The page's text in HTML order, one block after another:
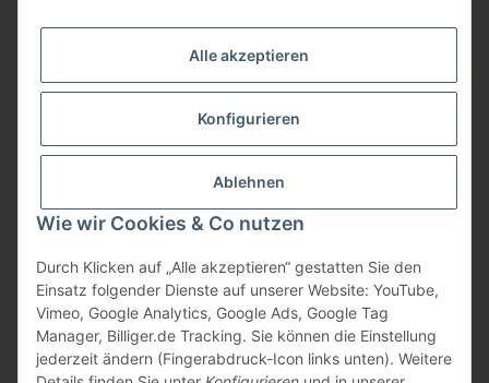
Alle akzeptieren
Konfigurieren
Ablehnen
Wie wir Cookies & Co nutzen
Durch Klicken auf „Alle akzeptieren“ gestatten Sie den
Einsatz folgender Dienste auf unserer Website: YouTube,
Vimeo, Google Analytics, Google Ads, Google Tag
Manager, Billiger.de Tracking. Sie können die Einstellung
jederzeit ändern (Fingerabdruck-Icon links unten). Weitere
Gesetzliche Informationen
Bezahlung
Vertrag widerrufen